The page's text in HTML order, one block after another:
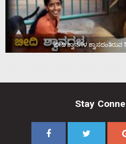
ಬೀದಿ ಶ್ವಾನಗಳ ಶ್ವಾಸದಂತಿರುವ
Stay